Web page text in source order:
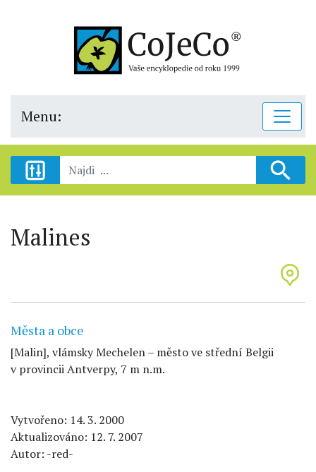
Menu:
Malines
Města a obce
[Malin], vlámsky Mechelen – město ve střední Belgii
v provincii Antverpy, 7 m n.m.
Vytvořeno: 14. 3. 2000
Aktualizováno: 12. 7. 2007
Autor: -red-